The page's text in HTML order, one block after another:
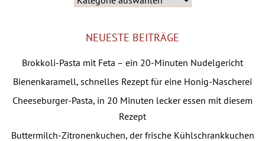
NEUESTE BEITRÄGE
Brokkoli-Pasta mit Feta – ein 20-Minuten Nudelgericht
Bienenkaramell, schnelles Rezept für eine Honig-Nascherei
Cheeseburger-Pasta, in 20 Minuten lecker essen mit diesem
Rezept
Buttermilch-Zitronenkuchen, der frische Kühlschrankkuchen